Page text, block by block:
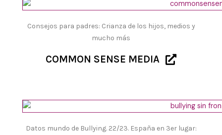
Consejos para padres: Crianza de los hijos, medios y
mucho más
COMMON SENSE MEDIA
Datos mundo de Bullying. 22/23. España en 3er lugar: